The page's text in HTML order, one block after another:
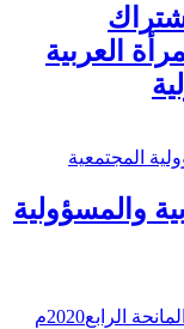
العربية
والمسؤولية